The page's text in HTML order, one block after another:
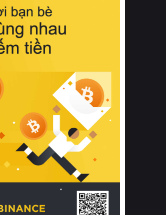
hồi chuẩn xác của phần đệm nâng đỡ
cột sống.
Bên cạnh đó, việc lựa chọn các dòng
sản phẩm đạt chuẩn chất lượng quốc
tế còn giúp ngăn ngừa tình trạng kích
khuẩn và nấm mốc trong điều kiện
thời tiết nóng ẩm. Bạn có thể tìm hiểu
thêm các nghiên cứu khoa học về tác
động của giấc ngủ và môi trường
phòng ngủ đối với sức khỏe con
người tại Sleep Foundation (External
Link) để có cái nhìn toàn diện hơn.
2. Các tiêu chí vàng khi lựa chọn
chăn ga gối đệm cao cấp cho phòng
ngủ
Để sở hữu một bộ chăn ga gối đệm
cao cấp hoàn hảo cả về thẩm mỹ lẫn
công năng, người tiêu dùng cần cân
nhắc kỹ lưỡng các tiêu chí quan trọng